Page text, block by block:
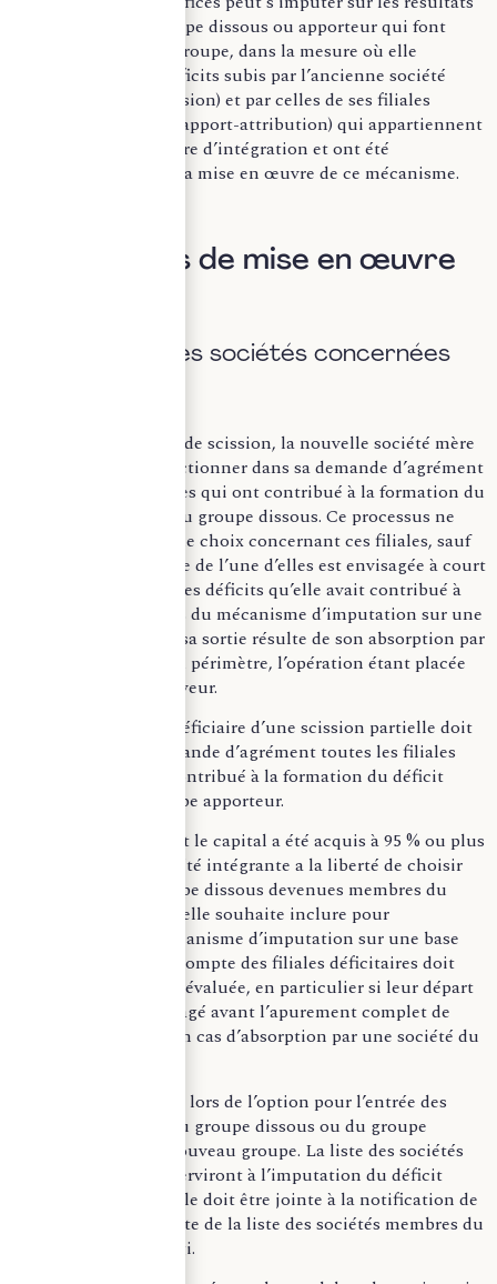
des sociétés du groupe dissous ou apporteur qui font
partie du nouveau groupe, dans la mesure où elle
correspond à des déficits subis par l’ancienne société
mère (fusion ou scission) et par celles de ses filiales
(fusion, scission ou apport-attribution) qui appartiennent
au nouveau périmètre d’intégration et ont été
sélectionnées pour la mise en œuvre de ce mécanisme.
II) Modalités de mise en œuvre
A) Sélection des sociétés concernées
En cas de fusion ou de scission, la nouvelle société mère
intégrante doit sélectionner dans sa demande d’agrément
l’ensemble des filiales qui ont contribué à la formation du
déficit d’ensemble du groupe dissous. Ce processus ne
laisse pas de véritable choix concernant ces filiales, sauf
si la sortie du groupe de l’une d’elles est envisagée à court
terme. Dans ce cas, les déficits qu’elle avait contribué à
créer seraient exclus du mécanisme d’imputation sur une
base élargie, sauf si sa sortie résulte de son absorption par
une autre société du périmètre, l’opération étant placée
sous le régime de faveur.
La société mère bénéficiaire d’une scission partielle doit
inclure dans sa demande d’agrément toutes les filiales
apportées qui ont contribué à la formation du déficit
d’ensemble du groupe apporteur.
La société mère dont le capital a été acquis à 95 % ou plus
par la nouvelle société intégrante a la liberté de choisir
les sociétés du groupe dissous devenues membres du
nouveau groupe qu’elle souhaite inclure pour
l’application du mécanisme d’imputation sur une base
élargie. La prise en compte des filiales déficitaires doit
être soigneusement évaluée, en particulier si leur départ
du groupe est envisagé avant l’apurement complet de
leurs déficits (sauf en cas d’absorption par une société du
La décision est prise lors de l’option pour l’entrée des
sociétés membres du groupe dissous ou du groupe
apporteur dans le nouveau groupe. La liste des sociétés
dont les bénéfices serviront à l’imputation du déficit
d’ensemble reportable doit être jointe à la notification de
cette option, distincte de la liste des sociétés membres du
groupe créé ou élargi.